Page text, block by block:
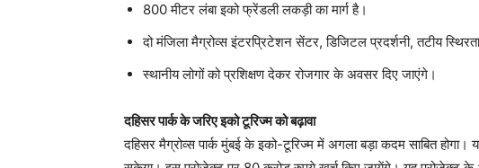
800 मीटर लंबा इको फ्रेंडली लकड़ी का मार्ग है।
दो मंजिला मैग्रोव्स इंटरप्रिटेशन सेंटर, डिजिटल प्रदर्शनी, तटीय
स्थानीय लोगों को प्रशिक्षण देकर रोजगार के अवसर दिए जाएंगे।
दहिसर पार्क के जरिए इको टूरिज्म को बढ़ावा
दहिसर मैग्रोव्स पार्क मुंबई के इको-टूरिज्म में अगला बड़ा कदम साबित